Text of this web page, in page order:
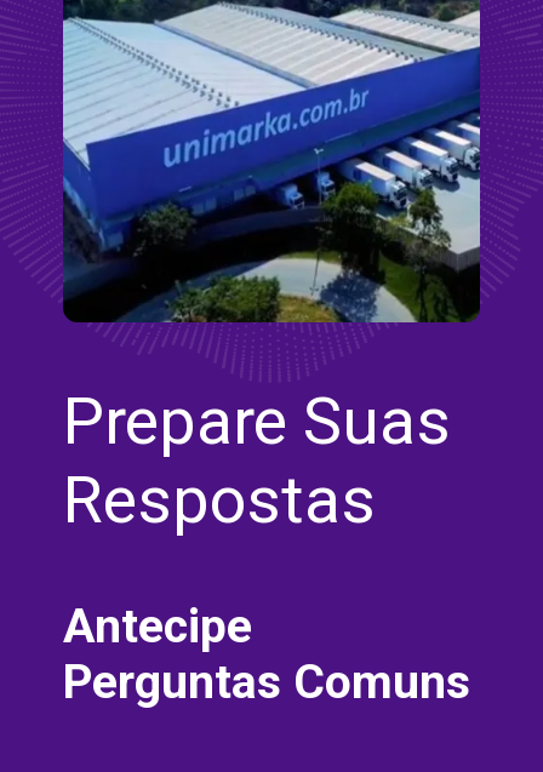
Prepare Suas
Respostas
Antecipe
Perguntas Comuns